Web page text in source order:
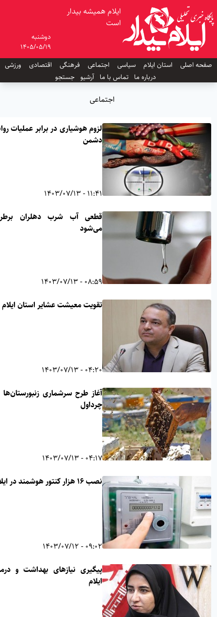
ایلام همیشه بیدار
است
دوشنبه
1405/05/19
اصلی
استان ایلام سیاسی اجتماعی فرهنگی اقتصادی
ورزشی
درباره ما
تماس با ما آرشیو جستجو
اجتماعی
لزوم هوشیاری در برابر عملیات روانی
دشمن
11:41 - 1403/07/13
قطعی آب شرب دهلران برطرف
می‌شود
08:59 - 1403/07/13
تقویت معیشت عشایر استان ایلام
04:20 - 1403/07/13
آغاز طرح سرشماری زنبورستان‌ها در
چرداول
04:17 - 1403/07/13
نصب ۱۶ هزار کنتور هوشمند در ایلام
09:02 - 1403/07/12
پیگیری نیازهای بهداشت و درمان
ایلام